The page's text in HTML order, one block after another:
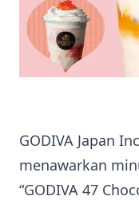
GODIVA Japan
menawarkan
“GODIVA 47